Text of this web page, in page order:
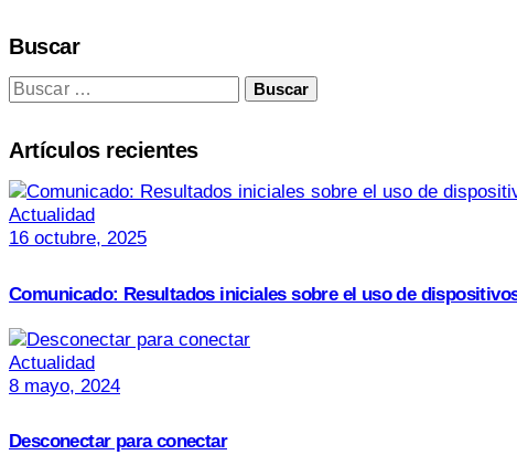
Buscar
Artículos recientes
Actualidad
16 octubre, 2025
Comunicado: Resultados iniciales sobre el uso de
Actualidad
8 mayo, 2024
Desconectar para conectar